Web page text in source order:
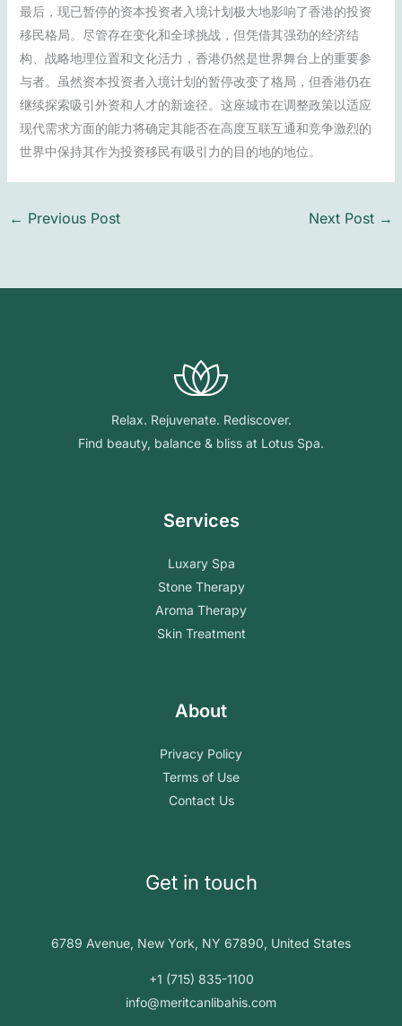
最后，现已暂停的资本投资者入境计划极大地影响了香港的投资
移民格局。尽管存在变化和全球挑战，但凭借其强劲的经济结
构、战略地理位置和文化活力，香港仍然是世界舞台上的重要参
与者。虽然资本投资者入境计划的暂停改变了格局，但香港仍在
继续探索吸引外资和人才的新途径。这座城市在调整政策以适应
现代需求方面的能力将确定其能否在高度互联互通和竞争激烈的
世界中保持其作为投资移民有吸引力的目的地的地位。
← Previous Post Next Post →
Relax. Rejuvenate. Rediscover.
Find beauty, balance & bliss at Lotus Spa.
Services
Luxary Spa
Stone Therapy
Aroma Therapy
Skin Treatment
About
Privacy Policy
Terms of Use
Contact Us
Get in touch
6789 Avenue, New York, NY 67890, United States
+1 (715) 835-1100
info@meritcanlibahis.com